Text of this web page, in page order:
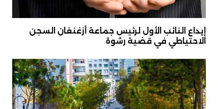
إيداع النائب الأول لرئيس جماعة أزغنغان السجن
الاحتياطي في قضية رشوة